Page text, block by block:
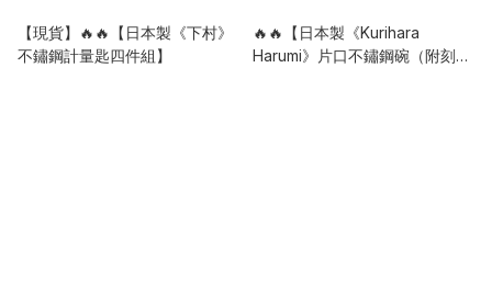
【現貨】🔥🔥【日本製《下村》
不鏽鋼計量匙四件組】
🔥🔥【日本製《Kurihara
Harumi》片口不鏽鋼碗（附刻